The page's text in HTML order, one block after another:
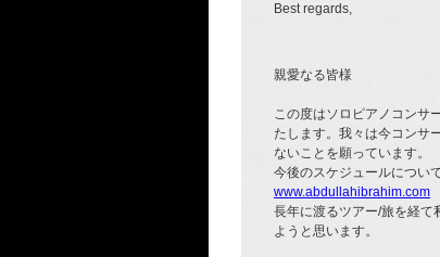
Best regards,
親愛なる皆様
この度はソロピアノコンサ
たします。我々は今コンサ
ないことを願っています。
今後のスケジュールについ
www.abdullahibrahim.com
長年に渡るツアー/旅を経て
ようと思います。